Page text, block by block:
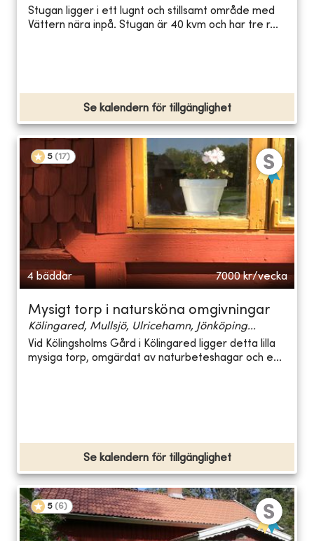
Stugan ligger i ett lugnt och stillsamt område med
Vättern nära inpå. Stugan är 40 kvm och har tre r...
Se kalendern för tillgänglighet
5 (17)
4 bäddar 7000 kr/vecka
Mysigt torp i natursköna omgivningar
Kölingared, Mullsjö, Ulricehamn, Jönköping...
Vid Kölingsholms Gård i Kölingared ligger detta lilla
mysiga torp, omgärdat av naturbeteshagar och e...
Se kalendern för tillgänglighet
5 (6)